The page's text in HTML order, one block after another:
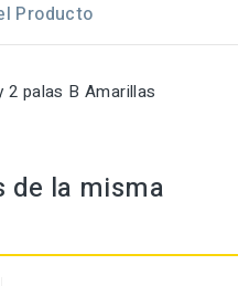
Producto
palas B Amarillas
la misma